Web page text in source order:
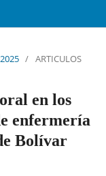
/ ARTICULOS
en los
enfermería
Bolívar